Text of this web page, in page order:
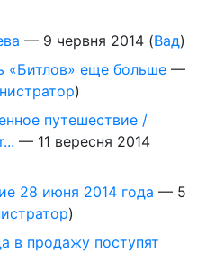
— 9 червня 2014 (Вад)
«Битлов» еще больше —
)
путешествие /
— 11 вересня 2014
28 июня 2014 года — 5
)
в продажу поступят